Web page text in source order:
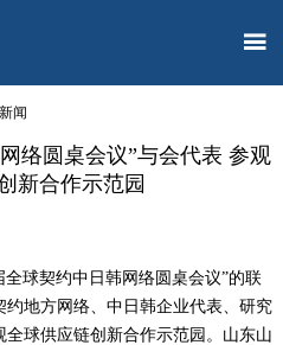

闻
络圆桌会议”与会代表 参观
新合作示范园
球契约中日韩网络圆桌会议”的联
地方网络、中日韩企业代表、研究
球供应链创新合作示范园。山东山